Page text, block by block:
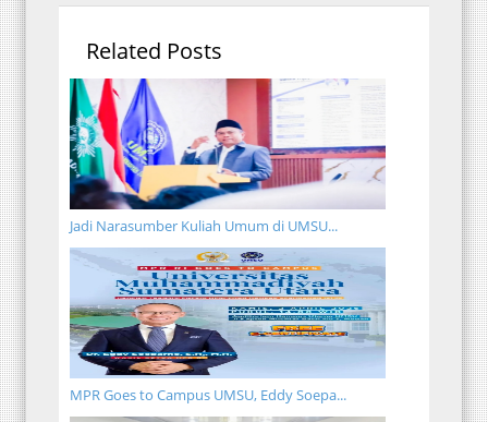
Related Posts
Jadi Narasumber Kuliah Umum di UMSU...
MPR Goes to Campus UMSU, Eddy Soepa...